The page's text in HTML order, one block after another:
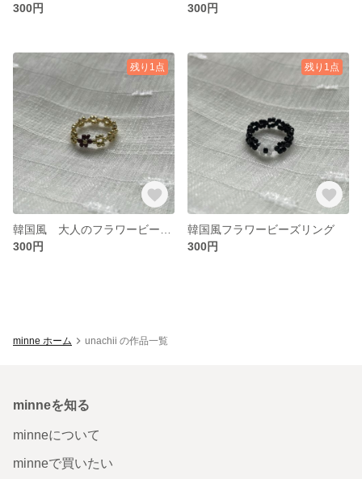
300円
300円
残り1点
300円
残り1点
韓国風フラワービーズリング
300円
minne ホーム unachii の作品一覧
minneを知る
minneについて
minneで買いたい